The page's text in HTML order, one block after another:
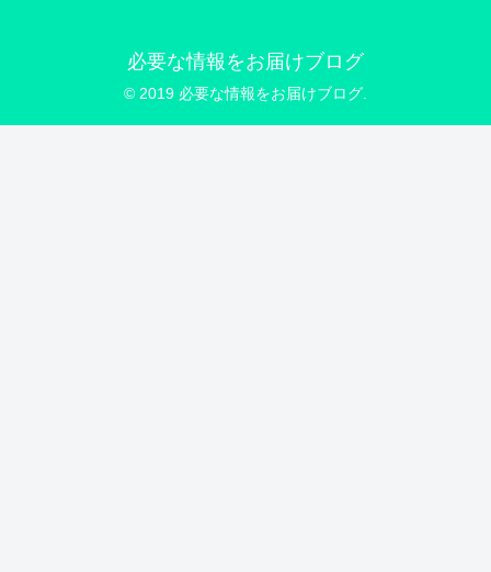
必要な情報をお届けブログ
© 2019 必要な情報をお届けブログ.